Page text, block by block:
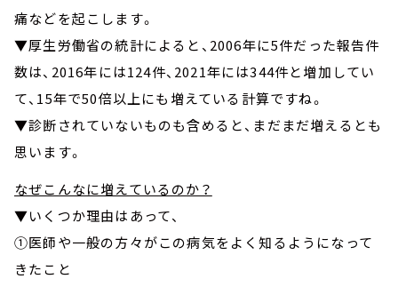
痛などを起こします。
▼厚生労働省の統計によると、2006年に5件だった報告件
数は、2016年には124件、2021年には344件と増加してい
て、15年で50倍以上にも増えている計算ですね。
▼診断されていないものも含めると、まだまだ増えるとも
思います。
なぜこんなに増えているのか？
▼いくつか理由はあって、
①医師や一般の方々がこの病気をよく知るようになって
きたこと